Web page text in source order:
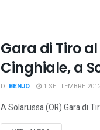
Gara di Tiro
Cinghiale, a
DI BENJO 1 SETTEMBRE
A Solarussa (OR) Gara di